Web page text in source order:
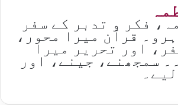
فکر و تدبر کے سفر
قرآن میرا محور،
اور تحریر میرا
سمجھنے، جینے، اور